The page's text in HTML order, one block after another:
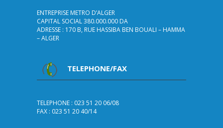
ENTREPRISE METRO D’ALGER
CAPITAL SOCIAL 380.000.000 DA
ADRESSE : 170 B, RUE HASSIBA BEN BOUALI – HAMMA
– ALGER
TELEPHONE/FAX
TELEPHONE : 023 51 20 06/08
FAX : 023 51 20 40/14